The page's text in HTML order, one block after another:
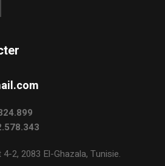
2, 2083 El-Ghazala, Tunisie.